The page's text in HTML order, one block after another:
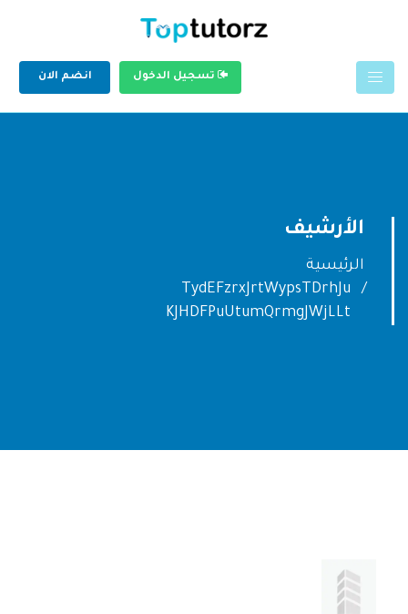
تسجيل الدخول انضم الان
الأرشيف
الرئيسية
TydEFzrxJrtWypsTDrhJu
KJHDFPuUtumQrmgJWjLLt